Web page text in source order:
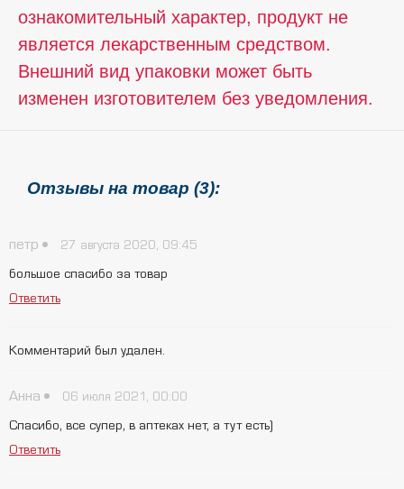
ознакомительный характер, продукт не
является лекарственным средством.
Внешний вид упаковки может быть
изменен изготовителем без уведомления.
Отзывы на товар (3):
петр 27 августа 2020, 09:45
большое спасибо за товар
Ответить
Комментарий был удален.
Анна 06 июля 2021, 00:00
Спасибо, все супер, в аптеках нет, а тут есть)
Ответить